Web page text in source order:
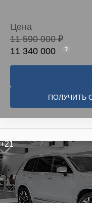
Цена
11 590 000 ₽
11 340 000
ПОЛУЧИТЬ
+21